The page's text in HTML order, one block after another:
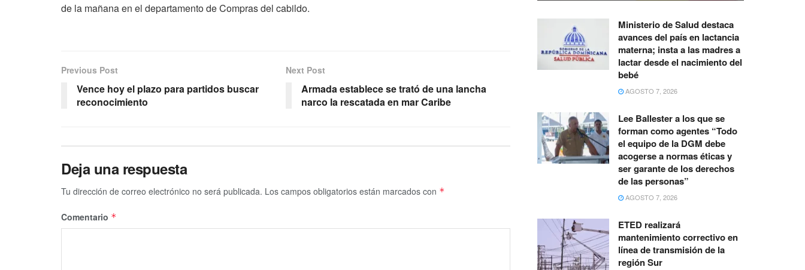
de la mañana en el departamento de Compras del cabildo.
Previous Post
Vence hoy el plazo para partidos buscar
reconocimiento
Next Post
Armada establece se trató de una lancha
narco la rescatada en mar Caribe
Deja una respuesta
Tu dirección de correo electrónico no será publicada. Los campos obligatorios están marcados con *
Comentario *
Ministerio de Salud destaca
avances del país en lactancia
materna; insta a las madres a
lactar desde el nacimiento del
bebé
AGOSTO 7, 2026
Lee Ballester a los que se
forman como agentes “Todo
el equipo de la DGM debe
acogerse a normas éticas y
ser garante de los derechos
de las personas”
AGOSTO 7, 2026
ETED realizará
mantenimiento correctivo en
línea de transmisión de la
región Sur